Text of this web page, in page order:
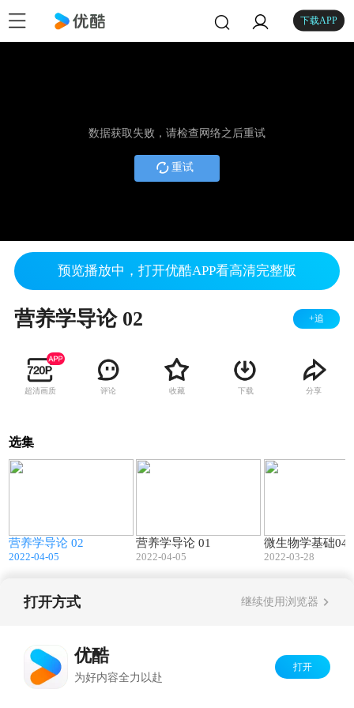
下载APP
数据获取失败，请检查网络之后重试
重试
预览播放中，打开优酷APP看高清完整版
营养学导论 02 +追
超清画质 评论 收藏 下载 分享
选集
营养学导论 02
2022-04-05
营养学导论 01
2022-04-05
微生物学基础04-
2022-03-28
打开方式 继续使用浏览器
优酷
为好内容全力以赴
打开